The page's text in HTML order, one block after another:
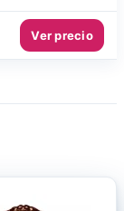
Ver precio